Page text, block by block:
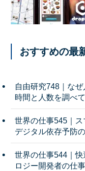
おすすめの最
自由研究748｜な
時間と人数を調べ
世界の仕事545｜ス
デジタル依存予防
世界の仕事544｜
ロジー開発者の仕